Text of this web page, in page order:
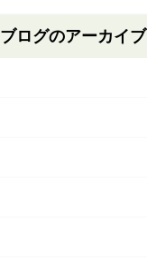
ブログのアーカイブ